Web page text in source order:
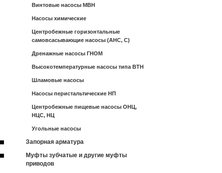
Винтовые насосы МВН
Насосы химические
Центробежные горизонтальные
самовсасывающие насосы (АНС, С)
Дренажные насосы ГНОМ
Высокотемпературные насосы типа ВТН
Шламовые насосы
Насосы перистальтические НП
Центробежные пищевые насосы ОНЦ,
НЦС, НЦ
Угольные насосы
Запорная арматура
Муфты зубчатые и другие муфты
приводов